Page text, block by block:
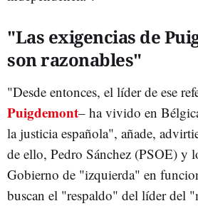
"Las exigencias de
son razonables"
"Desde entonces, el líder de ese
Puigdemont– ha vivido en
la justicia española", añade,
de ello, Pedro Sánchez (PSOE) y
Gobierno de "izquierda" en
buscan el "respaldo" del líder del